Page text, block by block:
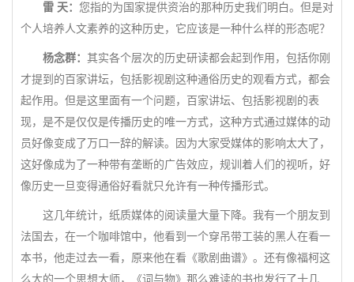
雷 天： 您指的为国家提供资治的那种历史我们明白。但是对
个人培养人文素养的这种历史，它应该是一种什么样的形态呢？
杨念群： 其实各个层次的历史研读都会起到作用，包括你刚
才提到的百家讲坛，包括影视剧这种通俗历史的观看方式，都会
起作用。但是这里面有一个问题，百家讲坛、包括影视剧的表
现，是不是仅仅是传播历史的唯一方式，这种方式通过媒体的动
员好像变成了万口一辞的解读。因为大家受媒体的影响太大了，
这好像成为了一种带有垄断的广告效应，规训着人们的视听，好
像历史一旦变得通俗好看就只允许有一种传播形式。
这几年统计，纸质媒体的阅读量大量下降。我有一个朋友到
法国去，在一个咖啡馆中，他看到一个穿吊带工装的黑人在看一
本书，他走过去一看，原来他在看《歌剧曲谱》。还有像福柯这
么大的一个思想大师，《词与物》那么难读的书也发行了十几